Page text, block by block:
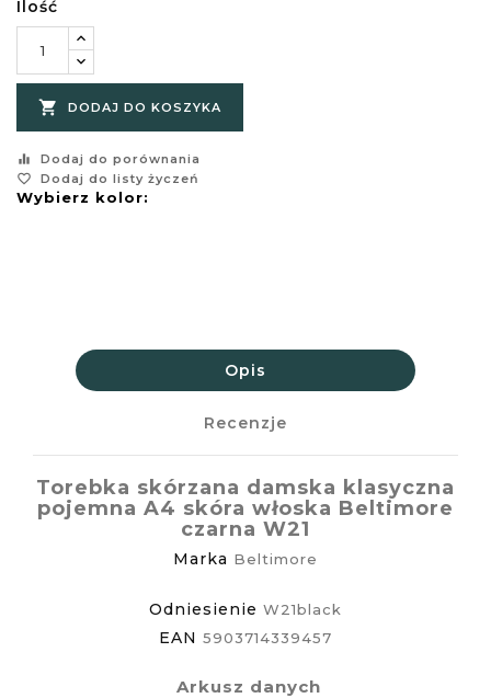
Ilość
 DODAJ DO KOSZYKA
equalizer
Dodaj do porównania
favorite_border
Dodaj do listy życzeń
Wybierz kolor:
Opis
Recenzje
Torebka skórzana damska klasyczna
pojemna A4 skóra włoska Beltimore
czarna W21
Marka Beltimore
Odniesienie W21black
EAN 5903714339457
Arkusz danych